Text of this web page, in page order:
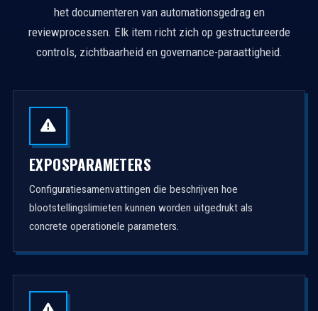
het documenteren van automationsgedrag en
reviewprocessen. Elk item richt zich op gestructureerde
controls, zichtbaarheid en governance-paraattigheid.
EXPOSPARAMETERS
Configuratiesamenvattingen die beschrijven hoe
blootstellingslimieten kunnen worden uitgedrukt als
concrete operationele parameters.